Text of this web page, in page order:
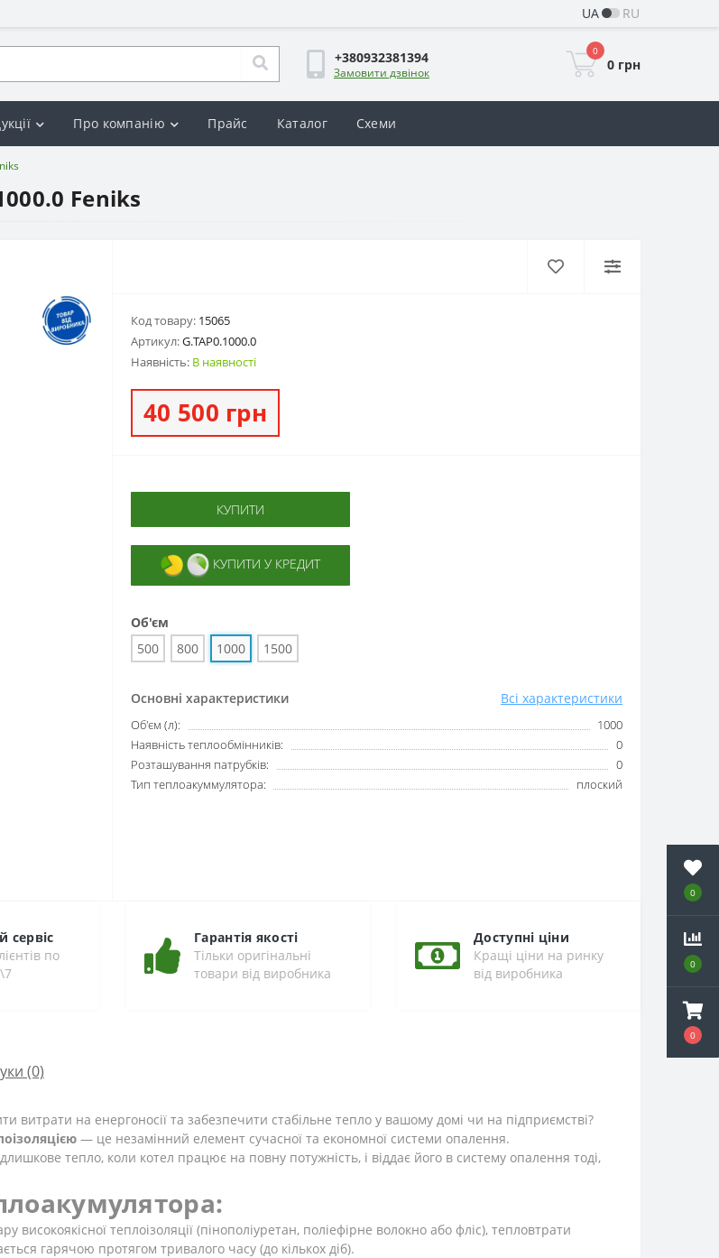
0
0
0
UA RU
+380932381394
Замовити дзвінок
0
0 грн
Про компанію Прайс Каталог Схеми
Feniks
Код товару: 15065
Артикул:G.ТАP0.1000.0
Наявність: В наявності
40 500 грн
Об'єм
500
800 1000 1500
Основні характеристики Всі характеристики
Об'єм (л):
1000
Наявність теплообмінників:
0
Розташування патрубків:
0
Тип теплоакуммулятора:
плоский
КУПИТИ
КУПИТИ У КРЕДИТ
сервіс
по
Гарантія якості
Тільки оригінальні
товари від виробника
Доступні ціни
Кращі ціни на ринку
від виробника
(0)
витрати на енергоносії та забезпечити стабільне тепло у вашому домі чи на підприємстві?
— це незамінний елемент сучасної та економної системи опалення.
тепло, коли котел працює на повну потужність, і віддає його в систему опалення тоді,
високоякісної теплоізоляції (пінополіуретан, поліефірне волокно або фліс), тепловтрати
гарячою протягом тривалого часу (до кількох діб).